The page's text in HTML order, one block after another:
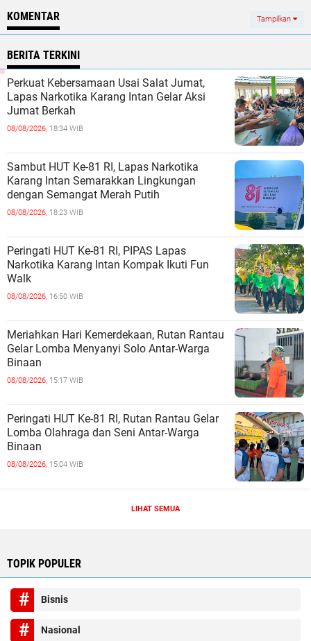
KOMENTAR Tampilkan
BERITA TERKINI
Perkuat Kebersamaan Usai Salat Jumat,
Lapas Narkotika Karang Intan Gelar Aksi
Jumat Berkah
08/08/2026, 18:34 WIB
Sambut HUT Ke-81 RI, Lapas Narkotika
Karang Intan Semarakkan Lingkungan
dengan Semangat Merah Putih
08/08/2026, 18:23 WIB
Peringati HUT Ke-81 RI, PIPAS Lapas
Narkotika Karang Intan Kompak Ikuti Fun
Walk
08/08/2026, 16:50 WIB
Meriahkan Hari Kemerdekaan, Rutan Rantau
Gelar Lomba Menyanyi Solo Antar-Warga
Binaan
08/08/2026, 15:17 WIB
Peringati HUT Ke-81 RI, Rutan Rantau Gelar
Lomba Olahraga dan Seni Antar-Warga
Binaan
08/08/2026, 15:04 WIB
LIHAT SEMUA
TOPIK POPULER
Bisnis
Nasional